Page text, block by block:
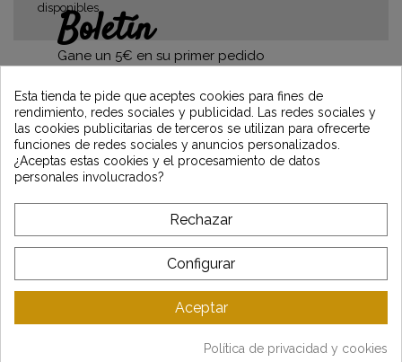
disponibles.
Boletín
Gane un 5€ en su primer pedido
suscribiéndose y manténgase informado de
las últimas noticias de Vintage Motors
*Dès 99€ d'achat. En vous abonnant à notre newsletter, vous reconnaissez avoir pris
connaissance de notre politique de gestion des données personnelles et vous
A PROPÓSITO DE VINTAGE
SERVICIO AL CLIENTE
ÚLTIMAS NOTICIAS
Gestion des données
Plan du site
Copyright © Vintage Motors 2025
Esta tienda te pide que aceptes cookies para fines de
rendimiento, redes sociales y publicidad. Las redes sociales y
las cookies publicitarias de terceros se utilizan para ofrecerte
funciones de redes sociales y anuncios personalizados.
¿Aceptas estas cookies y el procesamiento de datos
personales involucrados?
Rechazar
Configurar
Aceptar
Política de privacidad y cookies